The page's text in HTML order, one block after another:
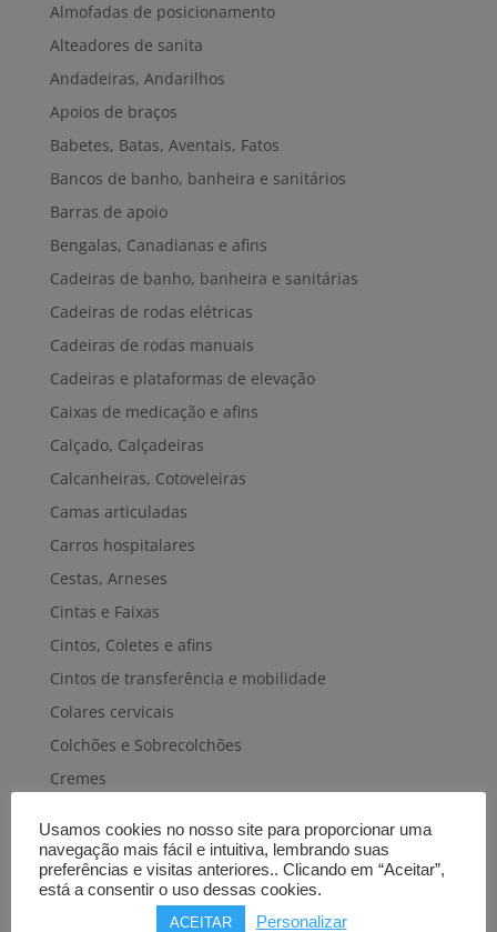
Almofadas de posicionamento
Alteadores de sanita
Andadeiras, Andarilhos
Apoios de braços
Babetes, Batas, Aventais, Fatos
Bancos de banho, banheira e sanitários
Barras de apoio
Bengalas, Canadianas e afins
Cadeiras de banho, banheira e sanitárias
Cadeiras de rodas elétricas
Cadeiras de rodas manuais
Cadeiras e plataformas de elevação
Caixas de medicação e afins
Calçado, Calçadeiras
Calcanheiras, Cotoveleiras
Camas articuladas
Carros hospitalares
Cestas, Arneses
Cintas e Faixas
Cintos, Coletes e afins
Cintos de transferência e mobilidade
Colares cervicais
Colchões e Sobrecolchões
Cremes
Cuidados pele e cabelo
Discos e almofadas giratórios
Dispositivos eletrónicos
Usamos cookies no nosso site para proporcionar uma
navegação mais fácil e intuitiva, lembrando suas
preferências e visitas anteriores.. Clicando em “Aceitar”,
está a consentir o uso dessas cookies.
ACEITAR Personalizar